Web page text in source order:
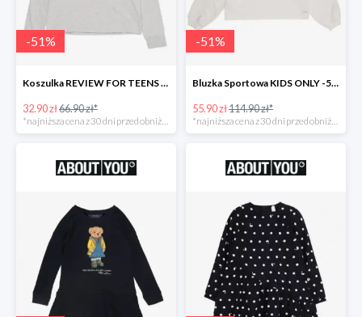
-51%
Koszulka REVIEW FOR TEENS -51%
32.90 zł66.90 zł*
*najniższa cena z 30 dni przed obniżką
-51%
Bluzka Sportowa KIDS ONLY -51%
55.90 zł114.90 zł*
*najniższa cena z 30 dni przed obniżką